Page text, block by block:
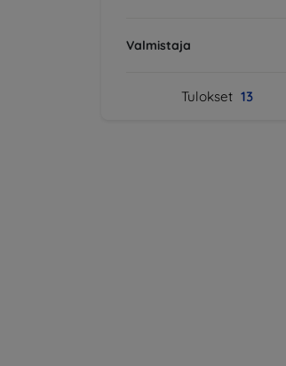
Valmistaja
Tulokset 13